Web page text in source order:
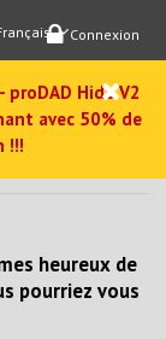
Connexion
proDAD Hide V2
avec 50% de
!!!
heureux de
pourriez vous